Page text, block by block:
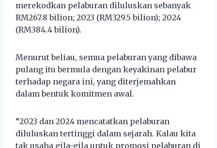
merekodkan pelaburan diluluskan sebanyak
RM267.8 bilion; 2023 (RM329.5 bilion); 2024
(RM384.4 bilion).
Menurut beliau, semua pelaburan yang dibawa
pulang itu bermula dengan keyakinan pelabur
terhadap negara ini, yang diterjemahkan
dalam bentuk komitmen awal.
“2023 dan 2024 mencatatkan pelaburan
diluluskan tertinggi dalam sejarah. Kalau kita
tak usaha gila-gila untuk promosi pelaburan di